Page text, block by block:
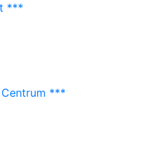
***
***